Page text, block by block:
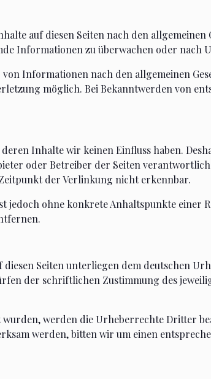
auf diesen Seiten nach den
Informationen zu überwachen oder nach
Informationen nach den allgemeinen
möglich. Bei Bekanntwerden von
Inhalte wir keinen Einfluss haben.
oder Betreiber der Seiten
der Verlinkung nicht erkennbar.
ohne konkrete Anhaltspunkte einer
Seiten unterliegen dem deutschen
der schriftlichen Zustimmung des
werden die Urheberrechte Dritter
werden, bitten wir um einen